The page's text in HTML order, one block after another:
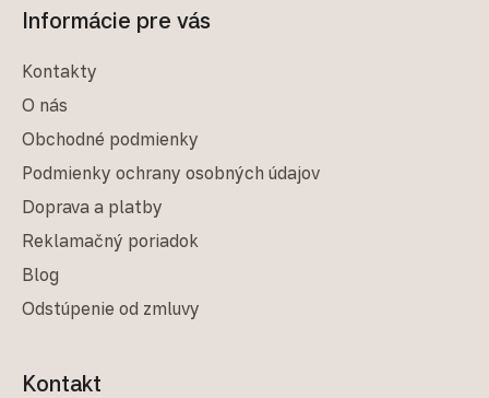
Informácie pre vás
Kontakty
O nás
Obchodné podmienky
Podmienky ochrany osobných údajov
Doprava a platby
Reklamačný poriadok
Blog
Odstúpenie od zmluvy
Kontakt